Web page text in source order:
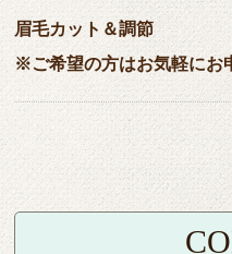
眉毛カット＆調節
※ご希望の方はお気軽にお